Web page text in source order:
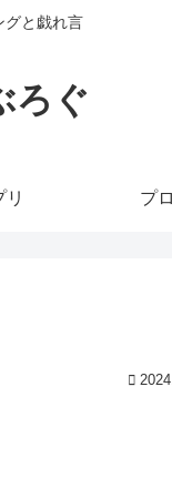
グと戯れ言
ろぐ
リ プ